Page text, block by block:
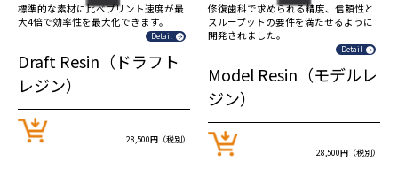
標準的な素材に比べプリント速度が最
大4倍で効率性を最大化できます。
Detail
Draft Resin（ドラフト
レジン）
28,500円（税別）
修復歯科で求められる精度、信頼性と
スループットの要件を満たせるように
開発されました。
Detail
Model Resin（モデルレ
ジン）
28,500円（税別）